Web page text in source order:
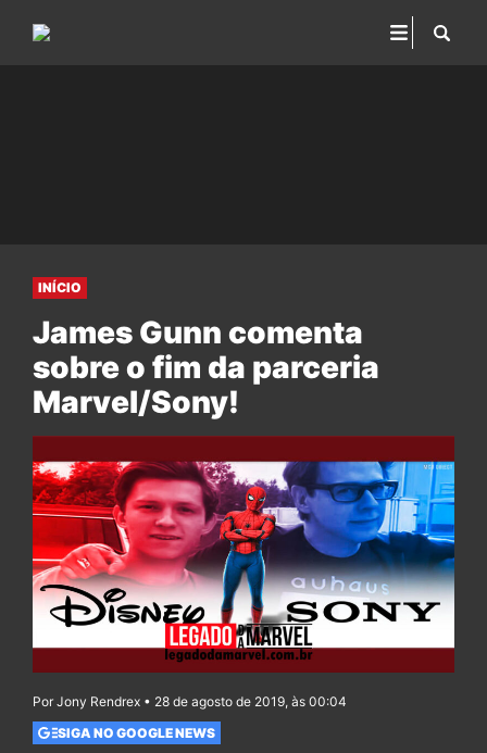
INÍCIO
James Gunn comenta
sobre o fim da parceria
Marvel/Sony!
Por Jony Rendrex • 28 de agosto de 2019, às 00:04
SIGA NO GOOGLE NEWS